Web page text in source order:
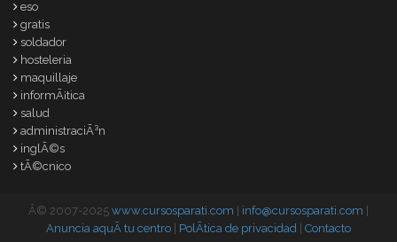
eso
gratis
soldador
hosteleria
maquillaje
informÃ¡tica
salud
administraciÃ³n
inglÃ©s
tÃ©cnico
Â© 2007-2025 www.cursosparati.com | info@cursosparati.com |
Anuncia aquÃ­ tu centro | PolÃ­tica de privacidad | Contacto